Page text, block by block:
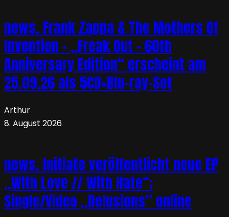
news. Frank Zappa & The Mothers Of
Invention – „Freak Out – 60th
Anniversary Edition“ erscheint am
25.09.26 als 5CD+Blu-ray-Set
Arthur
8. August 2026
news. Initiate veröffentlicht neue EP
„With Love // With Hate“;
Single/Video „Delusions” online